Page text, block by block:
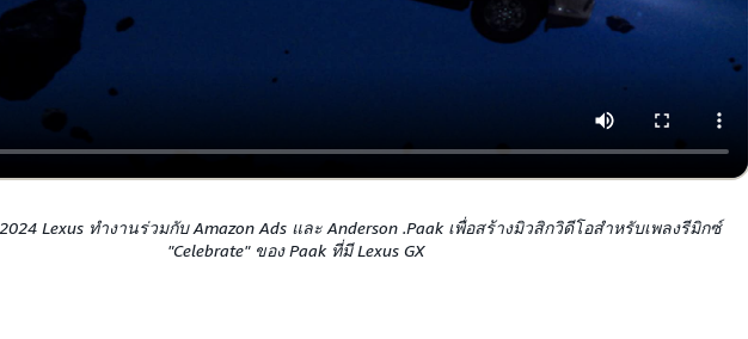
Lexus ทำงานร่วมกับ Amazon Ads และ Anderson .Paak เพื่อสร้างมิวสิกวิดีโอสำหรับเพลงรีมิกซ์
"Celebrate" ของ Paak ที่มี Lexus GX